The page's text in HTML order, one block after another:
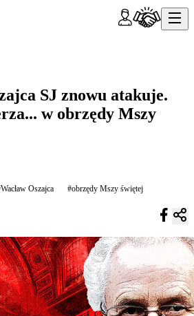
SJ znowu atakuje.
w obrzędy Mszy
Oszajca #obrzędy Mszy świętej